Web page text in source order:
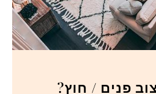
פנים / חוץ?